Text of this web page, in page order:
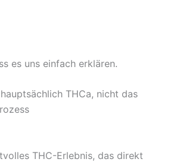
es uns einfach erklären.
THCa, nicht das
THC-Erlebnis, das direkt